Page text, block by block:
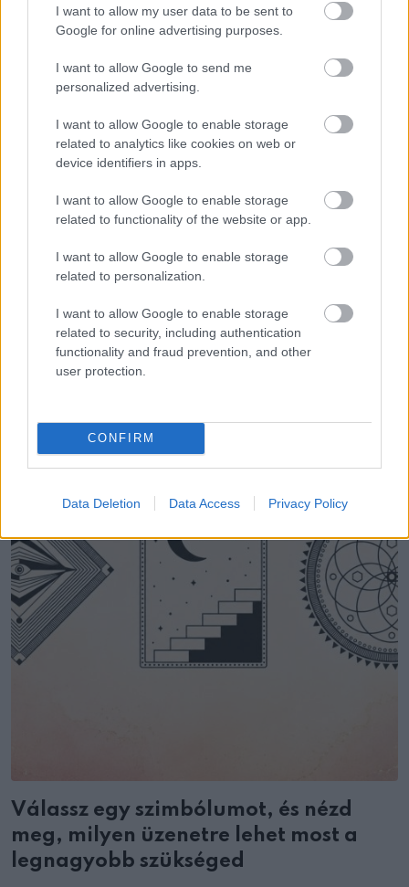
I want to allow my user data to be sent to
Google for online advertising purposes.
I want to allow Google to send me
personalized advertising.
I want to allow Google to enable storage
related to analytics like cookies on web or
device identifiers in apps.
I want to allow Google to enable storage
related to functionality of the website or app.
I want to allow Google to enable storage
related to personalization.
I want to allow Google to enable storage
related to security, including authentication
functionality and fraud prevention, and other
user protection.
CONFIRM
Data Deletion Data Access Privacy Policy
ÉLETMÓD,VICCEK
LEGÚJABB POSZTOK:
Válassz egy szimbólumot, és nézd
meg, milyen üzenetre lehet most a
legnagyobb szükséged